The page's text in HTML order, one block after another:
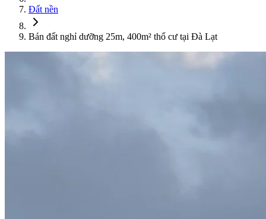
Đất nền
Bán đất nghỉ dưỡng 25m, 400m² thổ cư tại Đà Lạt